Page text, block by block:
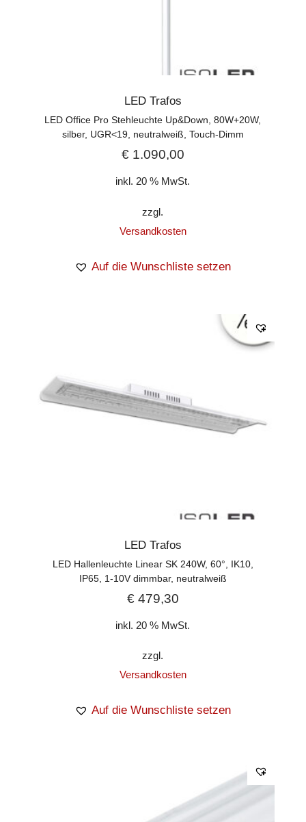
LED Trafos
LED Office Pro Stehleuchte Up&Down, 80W+20W,
silber, UGR<19, neutralweiß, Touch-Dimm
€1.090,00
inkl. 20 % MwSt.
zzgl.
Versandkosten
Auf die Wunschliste setzen
LED Trafos
LED Hallenleuchte Linear SK 240W, 60°, IK10,
IP65, 1-10V dimmbar, neutralweiß
€479,30
inkl. 20 % MwSt.
zzgl.
Versandkosten
Auf die Wunschliste setzen